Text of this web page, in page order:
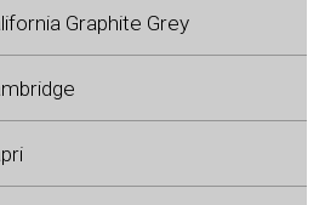
Graphite Grey